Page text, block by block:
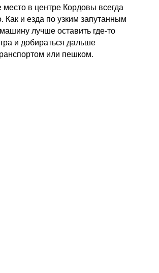
в центре Кордовы всегда
Как и езда по узким запутанным
лучше оставить где-то
и добираться дальше
или пешком.